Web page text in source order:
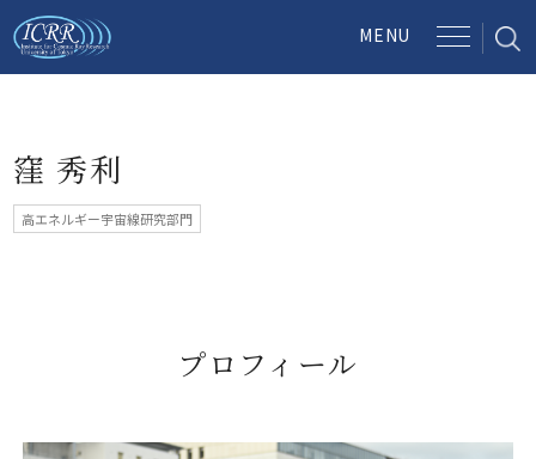
窪 秀利
高エネルギー宇宙線研究部門
プロフィール